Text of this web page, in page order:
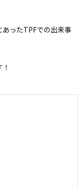
ったTPFでの出来事